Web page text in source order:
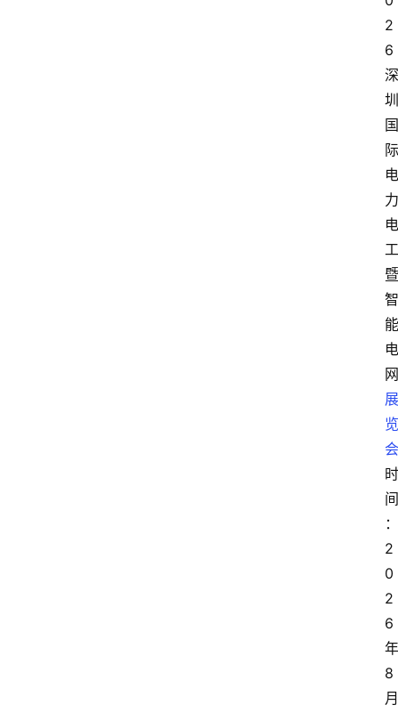
2
6
深
圳
国
际
电
力
电
工
暨
智
能
电
网
展
览
会
时
间
：
2
0
2
6
年
8
月